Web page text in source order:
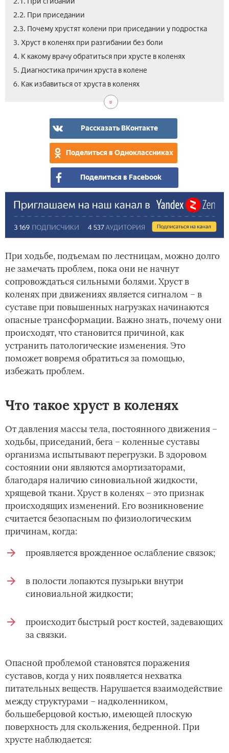
2.2. При приседании
2.3. Почему хрустят колени при приседании у подростка
3. Хруст в коленях при разгибании без боли
4. К какому врачу обратиться при хрусте в коленях
5. Диагностика причин хруста в колене
6. Как избавиться от хруста в коленях
Рассказать ВКонтакте
Поделиться в Одноклассниках
Поделиться в Facebook
При ходьбе, подъемам по лестницам, можно долго
не замечать проблем, пока они не начнут
сопровождаться сильными болями. Хруст в
коленях при движениях является сигналом – в
суставе при повышенных нагрузках начинаются
опасные трансформации. Важно знать, почему они
происходят, что становится причиной, как
устранить патологические изменения. Это
поможет вовремя обратиться за помощью,
избежать проблем.
Что такое хруст в коленях
От давления массы тела, постоянного движения –
ходьбы, приседаний, бега – коленные суставы
организма испытывают перегрузки. В здоровом
состоянии они являются амортизаторами,
благодаря наличию синовиальной жидкости,
хрящевой ткани. Хруст в коленях – это признак
происходящих изменений. Его возникновение
считается безопасным по физиологическим
причинам, когда:
проявляется врожденное ослабление связок;
в полости лопаются пузырьки внутри
синовиальной жидкости;
происходит быстрый рост костей, задевающих
за связки.
Опасной проблемой становятся поражения
суставов, когда у них появляется нехватка
питательных веществ. Нарушается взаимодействие
между структурами – надколенником,
большеберцовой костью, имеющей плоскую
поверхность для скольжения, бедренной. При
хрусте наблюдается: